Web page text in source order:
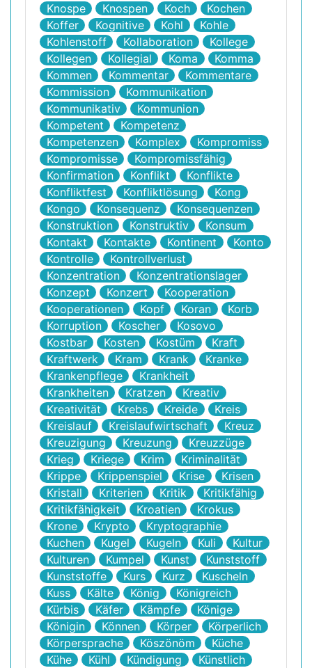
Knospe
Knospen Koch
Kochen
Koffer
Kognitive Kohl
Kohle
Kohlenstoff
Kollaboration
Kollege
Kollegen
Kollegial Koma
Komma
Kommen
Kommentar
Kommentare
Kommission
Kommunikation
Kommunikativ
Kommunion
Kompetent
Kompetenz
Kompetenzen
Komplex
Kompromiss
Kompromisse
Kompromissfähig
Konfirmation
Konflikt
Konflikte
Konfliktfest
Konfliktlösung
Kong
Kongo
Konsequenz
Konsequenzen
Konstruktion
Konstruktiv
Konsum
Kontakt
Kontakte Kontinent
Konto
Kontrolle
Kontrollverlust
Konzentration
Konzentrationslager
Konzept
Konzert
Kooperation
Kooperationen
Kopf Koran
Korb
Korruption
Koscher
Kosovo
Kostbar
Kosten Kostüm
Kraft
Kraftwerk
Kram Krank
Kranke
Krankenpflege
Krankheit
Krankheiten
Kratzen
Kreativ
Kreativität
Krebs Kreide
Kreis
Kreislauf
Kreislaufwirtschaft
Kreuz
Kreuzigung
Kreuzung
Kreuzzüge
Krieg
Kriege Krim
Kriminalität
Krippe
Krippenspiel Krise
Krisen
Kristall
Kriterien Kritik
Kritikfähig
Kritikfähigkeit
Kroatien
Krokus
Krone
Krypto
Kryptographie
Kuchen
Kugel Kugeln Kuli
Kultur
Kulturen
Kumpel Kunst
Kunststoff
Kunststoffe
Kurs Kurz
Kuscheln
Kuss
Kälte König
Königreich
Kürbis
Käfer Kämpfe
Könige
Königin
Können Körper
Körperlich
Körpersprache
Köszönöm
Küche
Kühe
Kühl Kündigung
Künstlich